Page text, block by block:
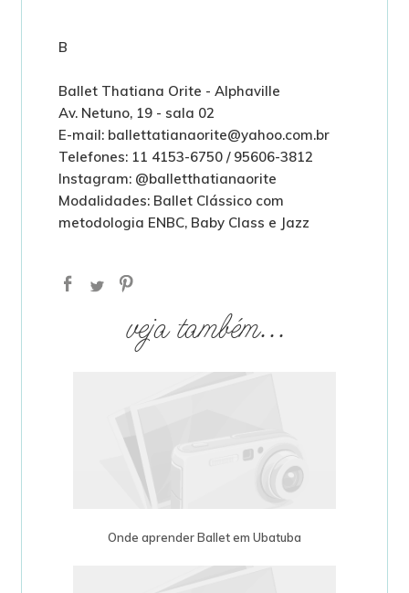
B
Ballet Thatiana Orite - Alphaville
Av. Netuno, 19 - sala 02
E-mail: ballettatianaorite@yahoo.com.br
Telefones: 11 4153-6750 / 95606-3812
Instagram: @balletthatianaorite
Modalidades: Ballet Clássico com
metodologia ENBC, Baby Class e Jazz
veja também...
Onde aprender Ballet em Ubatuba